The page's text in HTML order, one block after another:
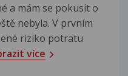
a mám se pokusit o
nebyla. V prvním
riziko potratu
více